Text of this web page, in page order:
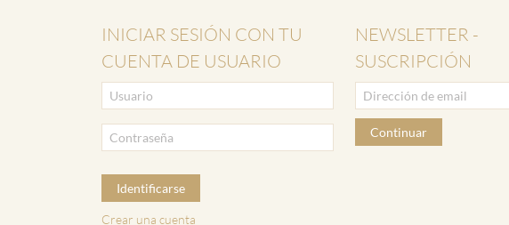
INICIAR SESIÓN CON TU
CUENTA DE USUARIO
Identificarse
Crear una cuenta
NEWSLETTER -
SUSCRIPCIÓN
Continuar